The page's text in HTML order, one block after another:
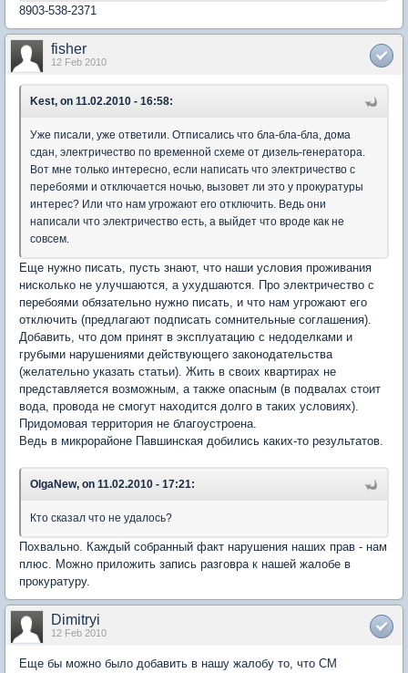
8903-538-2371
fisher
12 Feb 2010
Kest, on 11.02.2010 - 16:58:
Уже писали, уже ответили. Отписались что бла-бла-бла, дома
сдан, электричество по временной схеме от дизель-генератора.
Вот мне только интересно, если написать что электричество с
перебоями и отключается ночью, вызовет ли это у прокуратуры
интерес? Или что нам угрожают его отключить. Ведь они
написали что электричество есть, а выйдет что вроде как не
совсем.
Еще нужно писать, пусть знают, что наши условия проживания
нисколько не улучшаются, а ухудшаются. Про электричество с
перебоями обязательно нужно писать, и что нам угрожают его
отключить (предлагают подписать сомнительные соглашения).
Добавить, что дом принят в эксплуатацию с недоделками и
грубыми нарушениями действующего законодательства
(желательно указать статьи). Жить в своих квартирах не
представляется возможным, а также опасным (в подвалах стоит
вода, провода не смогут находится долго в таких условиях).
Придомовая территория не благоустроена.
Ведь в микрорайоне Павшинская добились каких-то результатов.
OlgaNew, on 11.02.2010 - 17:21:
Кто сказал что не удалось?
Похвально. Каждый собранный факт нарушения наших прав - нам
плюс. Можно приложить запись разговра к нашей жалобе в
прокуратуру.
Dimitryi
12 Feb 2010
Еще бы можно было добавить в нашу жалобу то, что СМ